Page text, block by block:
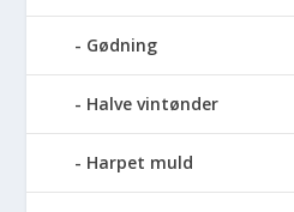
Gødning
Halve vintønder
Harpet muld